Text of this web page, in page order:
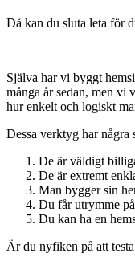
Då kan du sluta leta för
Själva har vi byggt
många år sedan, men vi
hur enkelt och logiskt
Dessa verktyg har några
De är väldigt
De är extremt
Man bygger sin
Du får utrymme
Du kan ha en
Är du nyfiken på att